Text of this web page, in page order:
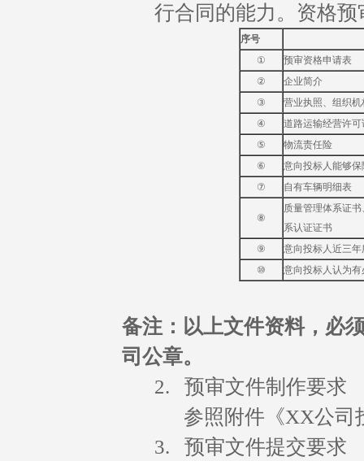
行合同的能力。资格
序号
①
预审资格申请表
②
企业简介
③
营业执照、组织
④
道路运输经营许
⑤
物流责任险
⑥
意向投标人能够
⑦
自有车辆明细表
⑧
质量管理体系证
系认证证书
⑨
意向投标人近三
⑩
意向投标人认为
备注：以上文件资料，必
司公章。
2. 预审文件制作要求
参照附件《XX公司
3. 预审文件提交要求